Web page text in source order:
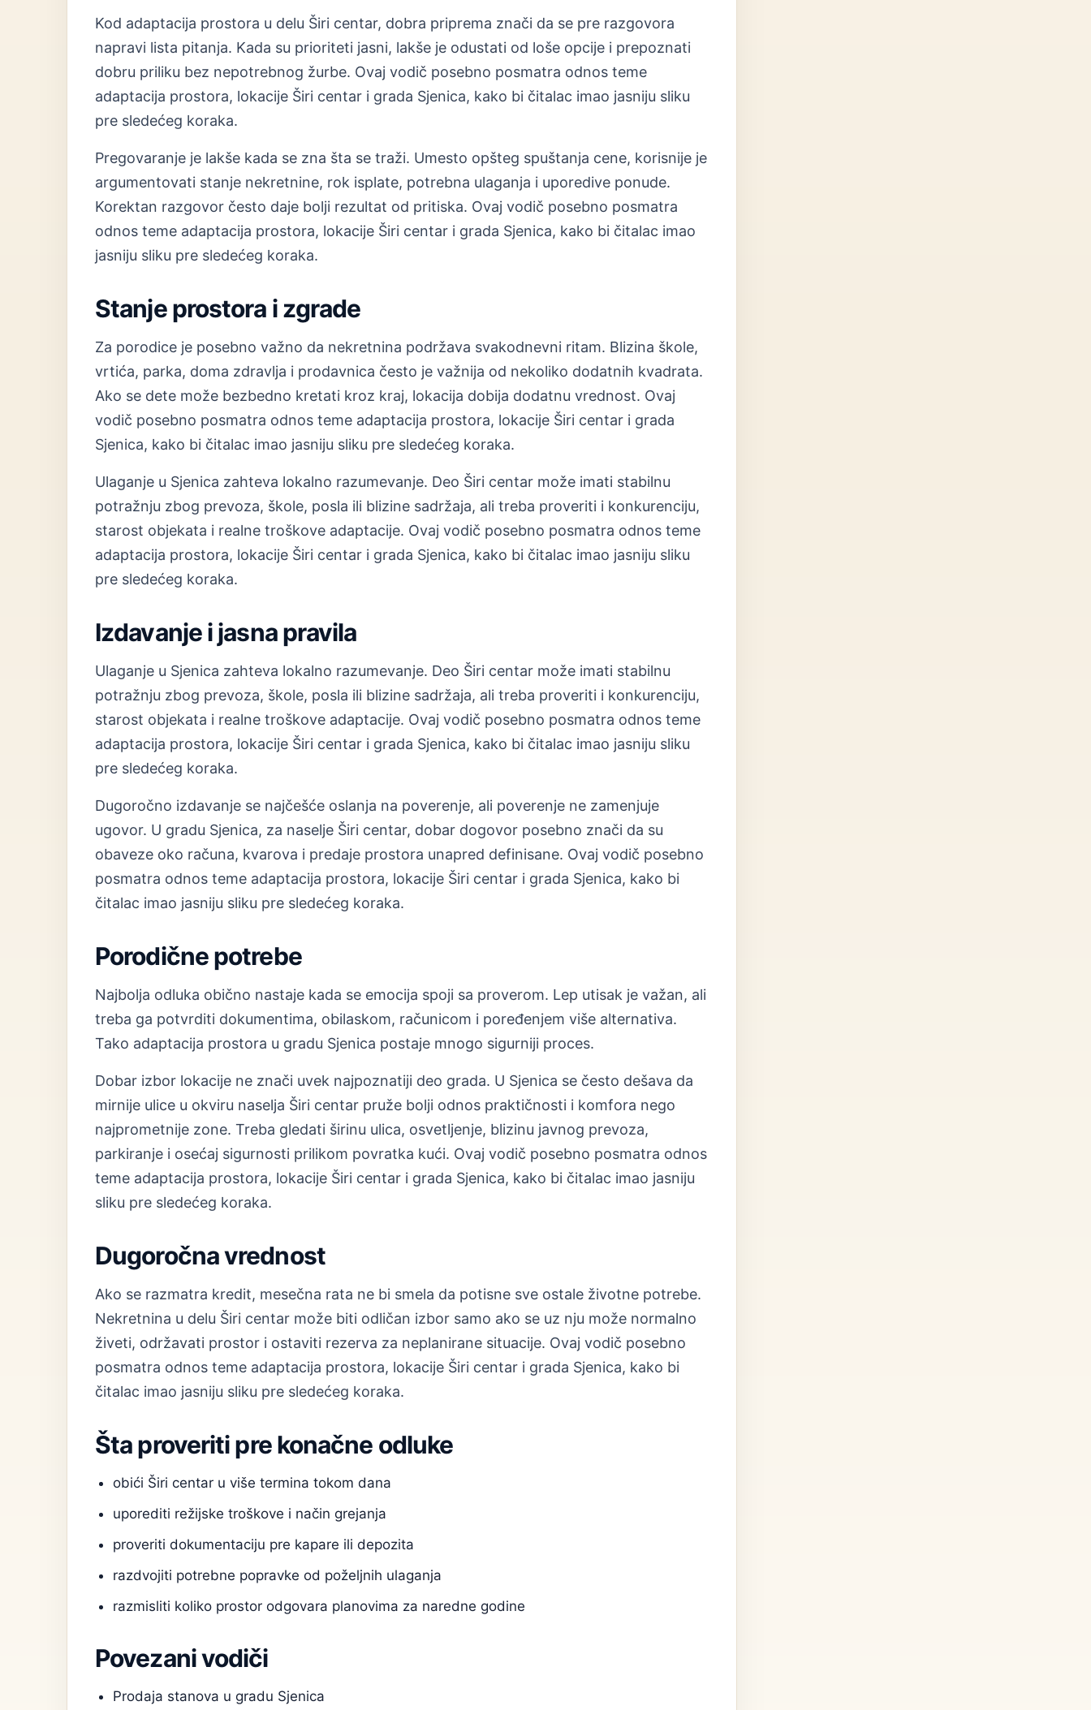
Kod adaptacija prostora u delu Širi centar, dobra priprema znači da se pre razgovora
napravi lista pitanja. Kada su prioriteti jasni, lakše je odustati od loše opcije i prepoznati
dobru priliku bez nepotrebnog žurbe. Ovaj vodič posebno posmatra odnos teme
adaptacija prostora, lokacije Širi centar i grada Sjenica, kako bi čitalac imao jasniju sliku
pre sledećeg koraka.
Pregovaranje je lakše kada se zna šta se traži. Umesto opšteg spuštanja cene, korisnije je
argumentovati stanje nekretnine, rok isplate, potrebna ulaganja i uporedive ponude.
Korektan razgovor često daje bolji rezultat od pritiska. Ovaj vodič posebno posmatra
odnos teme adaptacija prostora, lokacije Širi centar i grada Sjenica, kako bi čitalac imao
jasniju sliku pre sledećeg koraka.
Stanje prostora i zgrade
Za porodice je posebno važno da nekretnina podržava svakodnevni ritam. Blizina škole,
vrtića, parka, doma zdravlja i prodavnica često je važnija od nekoliko dodatnih kvadrata.
Ako se dete može bezbedno kretati kroz kraj, lokacija dobija dodatnu vrednost. Ovaj
vodič posebno posmatra odnos teme adaptacija prostora, lokacije Širi centar i grada
Sjenica, kako bi čitalac imao jasniju sliku pre sledećeg koraka.
Ulaganje u Sjenica zahteva lokalno razumevanje. Deo Širi centar može imati stabilnu
potražnju zbog prevoza, škole, posla ili blizine sadržaja, ali treba proveriti i konkurenciju,
starost objekata i realne troškove adaptacije. Ovaj vodič posebno posmatra odnos teme
adaptacija prostora, lokacije Širi centar i grada Sjenica, kako bi čitalac imao jasniju sliku
pre sledećeg koraka.
Izdavanje i jasna pravila
Ulaganje u Sjenica zahteva lokalno razumevanje. Deo Širi centar može imati stabilnu
potražnju zbog prevoza, škole, posla ili blizine sadržaja, ali treba proveriti i konkurenciju,
starost objekata i realne troškove adaptacije. Ovaj vodič posebno posmatra odnos teme
adaptacija prostora, lokacije Širi centar i grada Sjenica, kako bi čitalac imao jasniju sliku
pre sledećeg koraka.
Dugoročno izdavanje se najčešće oslanja na poverenje, ali poverenje ne zamenjuje
ugovor. U gradu Sjenica, za naselje Širi centar, dobar dogovor posebno znači da su
obaveze oko računa, kvarova i predaje prostora unapred definisane. Ovaj vodič posebno
posmatra odnos teme adaptacija prostora, lokacije Širi centar i grada Sjenica, kako bi
čitalac imao jasniju sliku pre sledećeg koraka.
Porodične potrebe
Najbolja odluka obično nastaje kada se emocija spoji sa proverom. Lep utisak je važan, ali
treba ga potvrditi dokumentima, obilaskom, računicom i poređenjem više alternativa.
Tako adaptacija prostora u gradu Sjenica postaje mnogo sigurniji proces.
Dobar izbor lokacije ne znači uvek najpoznatiji deo grada. U Sjenica se često dešava da
mirnije ulice u okviru naselja Širi centar pruže bolji odnos praktičnosti i komfora nego
najprometnije zone. Treba gledati širinu ulica, osvetljenje, blizinu javnog prevoza,
parkiranje i osećaj sigurnosti prilikom povratka kući. Ovaj vodič posebno posmatra odnos
teme adaptacija prostora, lokacije Širi centar i grada Sjenica, kako bi čitalac imao jasniju
sliku pre sledećeg koraka.
Dugoročna vrednost
Ako se razmatra kredit, mesečna rata ne bi smela da potisne sve ostale životne potrebe.
Nekretnina u delu Širi centar može biti odličan izbor samo ako se uz nju može normalno
živeti, održavati prostor i ostaviti rezerva za neplanirane situacije. Ovaj vodič posebno
posmatra odnos teme adaptacija prostora, lokacije Širi centar i grada Sjenica, kako bi
čitalac imao jasniju sliku pre sledećeg koraka.
Šta proveriti pre konačne odluke
obići Širi centar u više termina tokom dana
uporediti režijske troškove i način grejanja
proveriti dokumentaciju pre kapare ili depozita
razdvojiti potrebne popravke od poželjnih ulaganja
razmisliti koliko prostor odgovara planovima za naredne godine
Povezani vodiči
Prodaja stanova u gradu Sjenica